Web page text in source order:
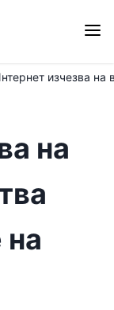
изчезва на
на